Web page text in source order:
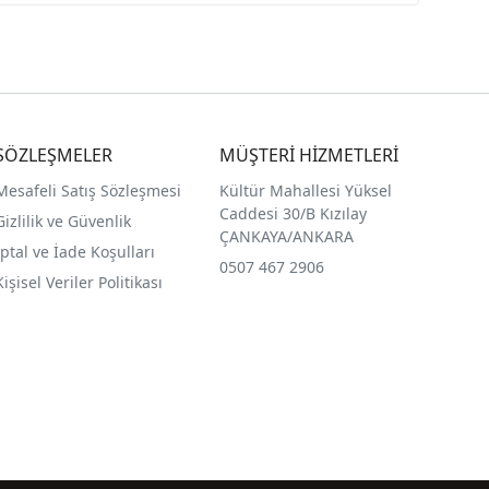
Satış Sözleşmesi
ve Güvenlik
ve İade Koşulları
Veriler Politikası
MÜŞTERİ HİZMETLERİ
Kültür Mahallesi Yüksel
Caddesi 30/B Kızılay
ÇANKAYA/ANKARA
0507 467 2906